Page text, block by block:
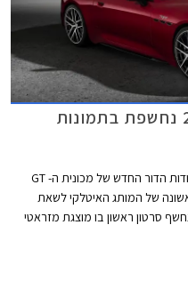
מזראטי גראן טוריסמו 2023 נחשפת בתמונות
מזראטי חושפת תמונות ופרטים ראשונים אודות הדור החדש של מכונית ה- GT
של המותג האיטלקי לשאת
סרטון ראשון בו מוצגת מזראטי